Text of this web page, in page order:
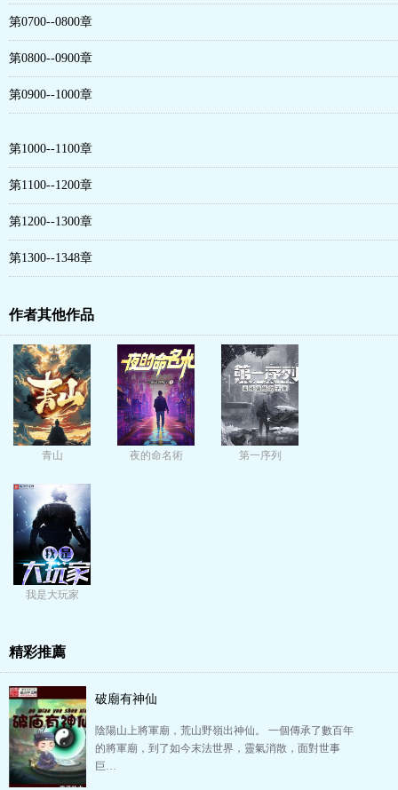
第0700--0800章
第0800--0900章
第0900--1000章
第1000--1100章
第1100--1200章
第1200--1300章
第1300--1348章
作者其他作品
青山 夜的命名術 第一序列
我是大玩家
精彩推薦
破廟有神仙
陰陽山上將軍廟，荒山野嶺出神仙。 一個傳承了數百年
的將軍廟，到了如今末法世界，靈氣消散，面對世事
巨…